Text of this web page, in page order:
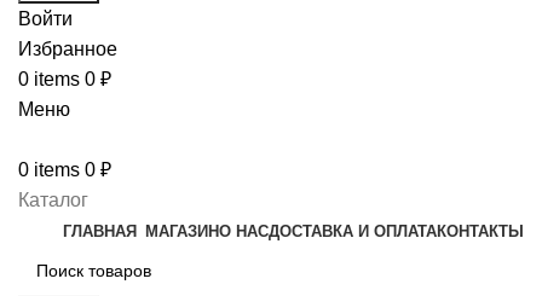
Войти
Избранное
0 items 0 ₽
Меню
0 items 0 ₽
Каталог
ГЛАВНАЯ МАГАЗИНО НАСДОСТАВКА И ОПЛАТАКОНТАКТЫ